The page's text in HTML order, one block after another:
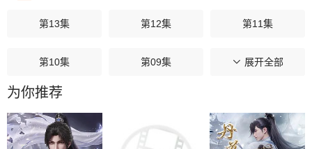
第13集 第12集 第11集
第10集 第09集 第08集
第07集
第04集 第02集
展开全部
为你推荐